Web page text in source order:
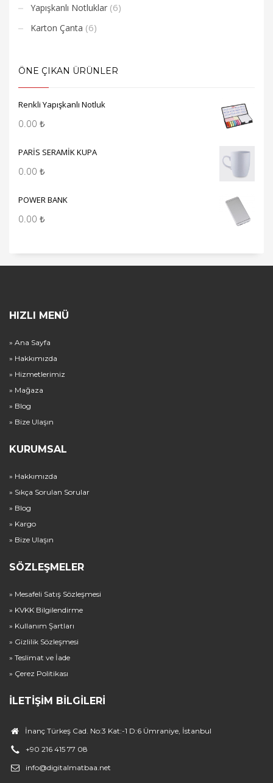
Yapışkanlı Notluklar (6)
Karton Çanta (6)
ÖNE ÇIKAN ÜRÜNLER
Renkli Yapışkanlı Notluk
0.00 ₺
PARİS SERAMİK KUPA
0.00 ₺
POWER BANK
0.00 ₺
HIZLI MENÜ
» Ana Sayfa
» Hakkımızda
» Hizmetlerimiz
» Mağaza
» Blog
» Bize Ulaşın
KURUMSAL
» Hakkımızda
» Sıkça Sorulan Sorular
» Blog
» Kargo
» Bize Ulaşın
SÖZLEŞMELER
» Mesafeli Satış Sözleşmesi
» KVKK Bilgilendirme
» Kullanım Şartları
» Gizlilik Sözleşmesi
» Teslimat ve İade
» Çerez Politikası
İLETIŞIM BILGILERI
İnanç Türkeş Cad. No:3 Kat:-1 D:6 Ümraniye, İstanbul
+90 216 415 77 08
info@digitalmatbaa.net